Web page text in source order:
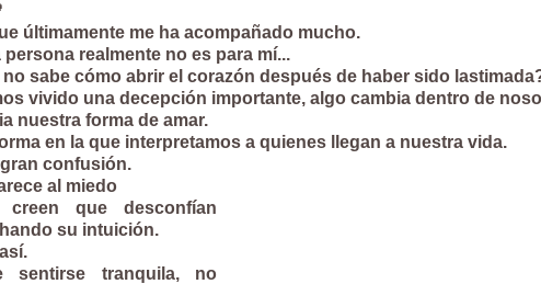
últimamente me ha acompañado mucho.
realmente no es para mí...
sabe cómo abrir el corazón después de haber sido
vivido una decepción importante, algo cambia dentro de
nuestra forma de amar.
en la que interpretamos a quienes llegan a nuestra vida.
confusión.
al miedo
creen que desconfían
su intuición.
sentirse tranquila, no